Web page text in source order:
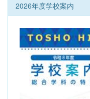
2026年度学校案内